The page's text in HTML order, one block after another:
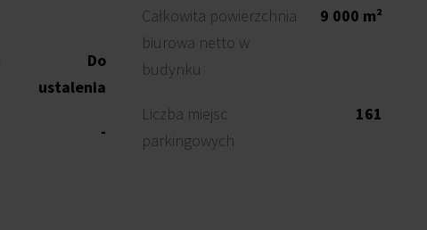
Do
ustalenia
-
Całkowita powierzchnia
biurowa netto w
budynku
9 000 m²
Liczba miejsc
parkingowych
161